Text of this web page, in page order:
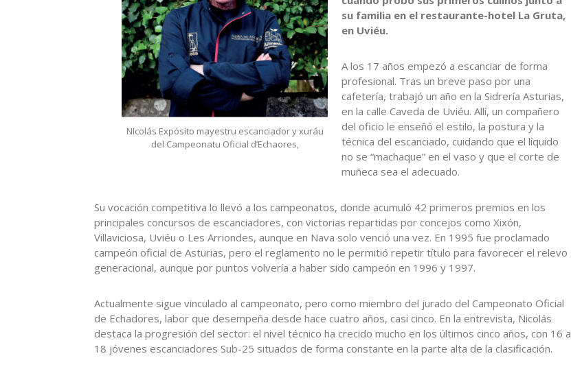
NIcolás Expósito mayestru escanciador y xuráu
del Campeonatu Oficial d’Echaores,
su familia en el restaurante-hotel La Gruta,
en Uviéu.
A los 17 años empezó a escanciar de forma
profesional. Tras un breve paso por una
cafetería, trabajó un año en la Sidrería Asturias,
en la calle Caveda de Uviéu. Allí, un compañero
del oficio le enseñó el estilo, la postura y la
técnica del escanciado, cuidando que el líquido
no se “machaque” en el vaso y que el corte de
muñeca sea el adecuado.
Su vocación competitiva lo llevó a los campeonatos, donde acumuló 42 primeros premios en los
principales concursos de escanciadores, con victorias repartidas por concejos como Xixón,
Villaviciosa, Uviéu o Les Arriondes, aunque en Nava solo venció una vez. En 1995 fue proclamado
campeón oficial de Asturias, pero el reglamento no le permitió repetir título para favorecer el relevo
generacional, aunque por puntos volvería a haber sido campeón en 1996 y 1997.
Actualmente sigue vinculado al campeonato, pero como miembro del jurado del Campeonato Oficial
de Echadores, labor que desempeña desde hace cuatro años, casi cinco. En la entrevista, Nicolás
destaca la progresión del sector: el nivel técnico ha crecido mucho en los últimos cinco años, con 16 a
18 jóvenes escanciadores Sub-25 situados de forma constante en la parte alta de la clasificación.